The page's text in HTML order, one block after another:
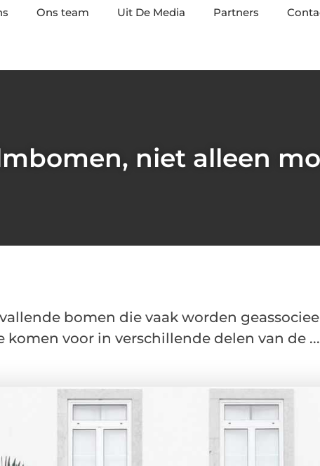
Ons team Uit De Media Partners
niet alleen
bomen die vaak worden
voor in verschillende delen van de ...